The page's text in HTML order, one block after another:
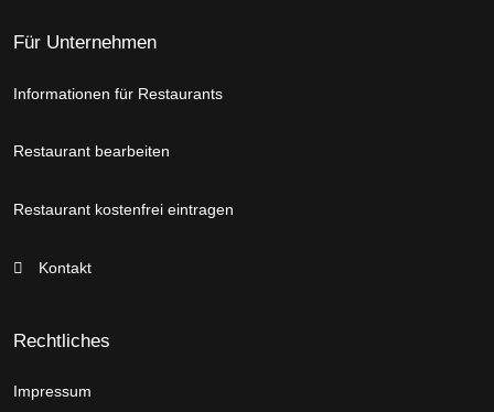
Für Unternehmen
Informationen für Restaurants
Restaurant bearbeiten
Restaurant kostenfrei eintragen
Kontakt
Rechtliches
Impressum